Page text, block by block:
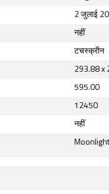
2 जुलाई
नहीं
टचस्क्रीन
293.88 x
595.00
12450
नहीं